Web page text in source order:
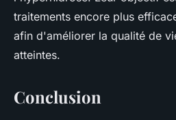
traitements encore plus
afin d'améliorer la qualité de
atteintes.
Conclusion